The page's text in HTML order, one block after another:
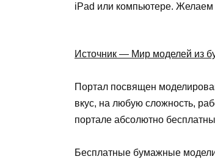
iPad или компьютере. Желаем
Источник — Мир моделей из
Портал посвящен
вкус, на любую сложность,
портале абсолютно
Бесплатные бумажные